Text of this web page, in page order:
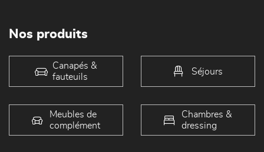
Nos produits
Canapés &
fauteuils
Séjours
Meubles de
complément
Chambres &
dressing